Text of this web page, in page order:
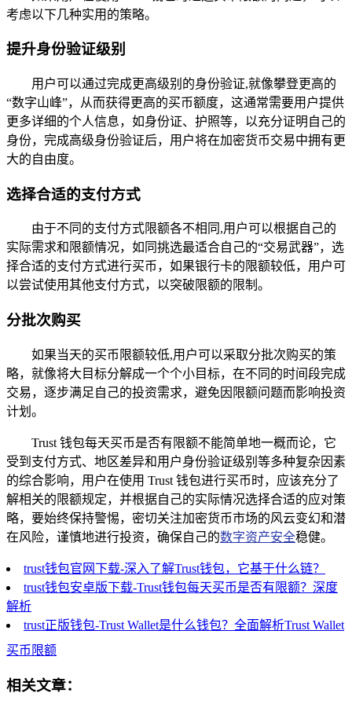
考虑以下几种实用的策略。
提升身份验证级别
用户可以通过完成更高级别的身份验证,就像攀登更高的
“数字山峰”，从而获得更高的买币额度，这通常需要用户提供
更多详细的个人信息，如身份证、护照等，以充分证明自己的
身份，完成高级身份验证后，用户将在加密货币交易中拥有更
大的自由度。
选择合适的支付方式
由于不同的支付方式限额各不相同,用户可以根据自己的
实际需求和限额情况，如同挑选最适合自己的“交易武器”，选
择合适的支付方式进行买币，如果银行卡的限额较低，用户可
以尝试使用其他支付方式，以突破限额的限制。
分批次购买
如果当天的买币限额较低,用户可以采取分批次购买的策
略，就像将大目标分解成一个个小目标，在不同的时间段完成
交易，逐步满足自己的投资需求，避免因限额问题而影响投资
计划。
Trust 钱包每天买币是否有限额不能简单地一概而论，它
受到支付方式、地区差异和用户身份验证级别等多种复杂因素
的综合影响，用户在使用 Trust 钱包进行买币时，应该充分了
解相关的限额规定，并根据自己的实际情况选择合适的应对策
略，要始终保持警惕，密切关注加密货币市场的风云变幻和潜
在风险，谨慎地进行投资，确保自己的数字资产安全稳健。
trust钱包官网下载-深入了解Trust钱包，它基于什么链？
trust钱包安卓版下载-Trust钱包每天买币是否有限额？深度
解析
trust正版钱包-Trust Wallet是什么钱包？全面解析Trust Wallet
买币限额
相关文章：